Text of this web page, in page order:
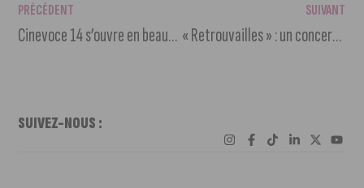
PRÉCÉDENT
Cinevoce 14 s’ouvre en beauté avec une avant-première au Cinéma Darcy
SUIVANT
« Retrouvailles » : un concert exceptionnel au Darcy Comédie
SUIVEZ-NOUS :